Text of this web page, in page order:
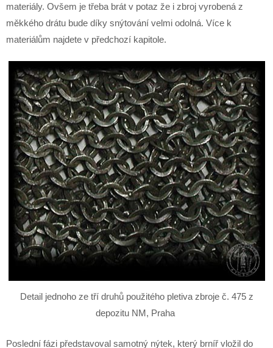
materiály. Ovšem je třeba brát v potaz že i zbroj vyrobená z
měkkého drátu bude díky snýtování velmi odolná. Více k
materiálům najdete v předchozí kapitole.
Detail jednoho ze tří druhů použitého pletiva zbroje č. 475 z
depozitu NM, Praha
Poslední fázi představoval samotný nýtek, který brníř vložil do